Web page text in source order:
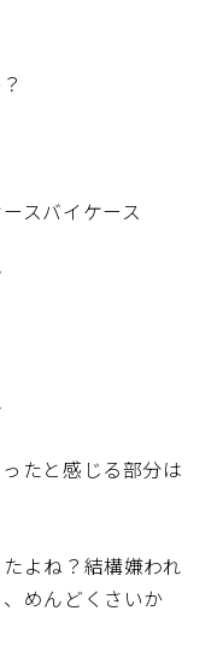
スバイケース
たと感じる部分は
よね？結構嫌われ
めんどくさいか